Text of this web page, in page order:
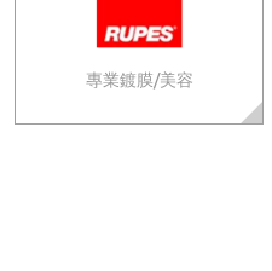
專業鍍膜/美容